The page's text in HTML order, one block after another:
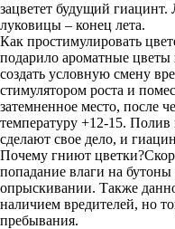
зацветет будущий
луковицы – конец лета.
Как простимулировать
подарило ароматные цветы
создать условную смену
стимулятором роста и
затемненное место, после
температуру +12-15. Полив
сделают свое дело, и
Почему гниют
попадание влаги на
опрыскивании. Также
наличием вредителей, но
пребывания.